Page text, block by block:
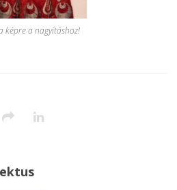
képre a nagyításhoz!